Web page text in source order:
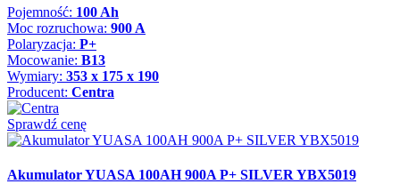
Pojemność: 100 Ah
Moc rozruchowa: 900 A
Polaryzacja: P+
Mocowanie: B13
Wymiary: 353 x 175 x 190
Producent: Centra
Sprawdź cenę
Akumulator YUASA 100AH 900A P+ SILVER YBX5019